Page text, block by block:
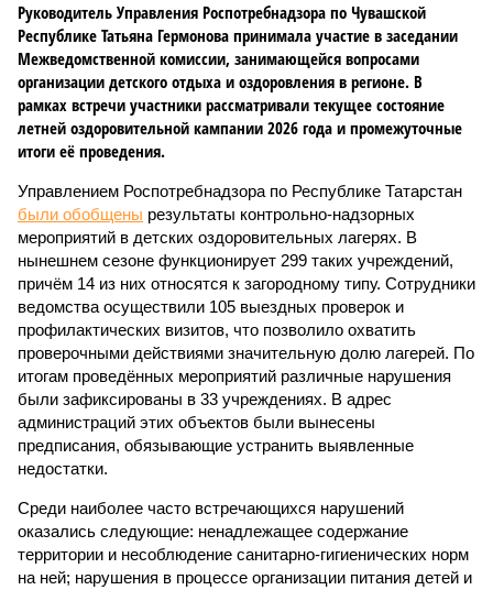
Руководитель Управления Роспотребнадзора по Чувашской
Республике Татьяна Гермонова принимала участие в заседании
Межведомственной комиссии, занимающейся вопросами
организации детского отдыха и оздоровления в регионе. В
рамках встречи участники рассматривали текущее состояние
летней оздоровительной кампании 2026 года и промежуточные
итоги её проведения.
Управлением Роспотребнадзора по Республике Татарстан
были обобщены результаты контрольно-надзорных
мероприятий в детских оздоровительных лагерях. В
нынешнем сезоне функционирует 299 таких учреждений,
причём 14 из них относятся к загородному типу. Сотрудники
ведомства осуществили 105 выездных проверок и
профилактических визитов, что позволило охватить
проверочными действиями значительную долю лагерей. По
итогам проведённых мероприятий различные нарушения
были зафиксированы в 33 учреждениях. В адрес
администраций этих объектов были вынесены
предписания, обязывающие устранить выявленные
недостатки.
Среди наиболее часто встречающихся нарушений
оказались следующие: ненадлежащее содержание
территории и несоблюдение санитарно-гигиенических норм
на ней; нарушения в процессе организации питания детей и